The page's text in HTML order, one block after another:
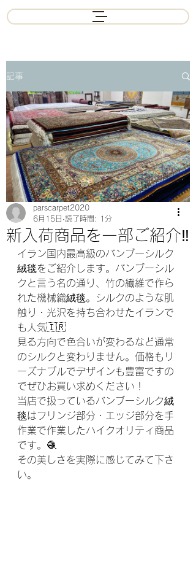
記事
新入荷商品を一部ご紹介‼️
parscarpet2020
6月15日 読了時間: 1分
イラン国内最高級のバンブーシルク
絨毯をご紹介します。バンブーシル
クと言う名の通り、竹の繊維で作ら
れた機械織絨毯。シルクのような肌
触り・光沢を持ち合わせたイランで
も人気🇮🇷
見る方向で色合いが変わるなど通常
のシルクと変わりません。価格もリ
ーズナブルでデザインも豊富ですの
でぜひお買い求めください！
当店で扱っているバンブーシルク絨
毯はフリンジ部分・エッジ部分を手
作業で作業したハイクオリティ商品
です。🧶
その美しさを実際に感じてみて下さ
い。